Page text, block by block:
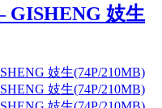
GISHENG 妓生